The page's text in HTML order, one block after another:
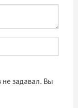
задавал. Вы